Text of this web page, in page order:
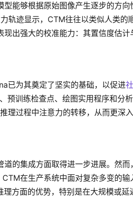
能够根据原始图像产生逐步的方向
轨迹显示，CTM往往以类似人类的
出强大的校准能力：其置信度估计
已为其奠定了坚实的基础，以促进
预训练检查点、绘图实用程序和分
理过程中注意力的转移，从而更深
的集成方面取得进一步进展。然而
在生产系统中面对复杂多变的输
方面的优势，特别是在大规模或延